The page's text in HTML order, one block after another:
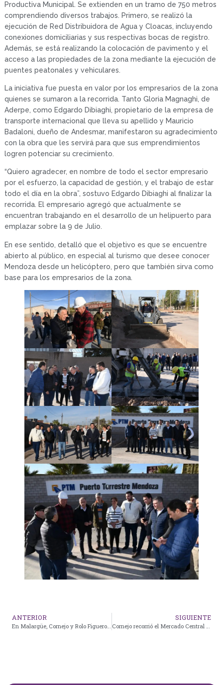
Productiva Municipal. Se extienden en un tramo de 750 metros
comprendiendo diversos trabajos. Primero, se realizó la
ejecución de Red Distribuidora de Agua y Cloacas, incluyendo
conexiones domiciliarias y sus respectivas bocas de registro.
Además, se está realizando la colocación de pavimento y el
acceso a las propiedades de la zona mediante la ejecución de
puentes peatonales y vehiculares.
La iniciativa fue puesta en valor por los empresarios de la zona
quienes se sumaron a la recorrida. Tanto Gloria Magnaghi, de
Aderpe, como Edgardo Dibiaghi, propietario de la empresa de
transporte internacional que lleva su apellido y Mauricio
Badaloni, dueño de Andesmar, manifestaron su agradecimiento
con la obra que les servirá para que sus emprendimientos
logren potenciar su crecimiento.
“Quiero agradecer, en nombre de todo el sector empresario
por el esfuerzo, la capacidad de gestión, y el trabajo de estar
todo el día en la obra”, sostuvo Edgardo Dibiaghi al finalizar la
recorrida. El empresario agregó que actualmente se
encuentran trabajando en el desarrollo de un helipuerto para
emplazar sobre la 9 de Julio.
En ese sentido, detalló que el objetivo es que se encuentre
abierto al público, en especial al turismo que desee conocer
Mendoza desde un helicóptero, pero que también sirva como
base para los empresarios de la zona.
ANTERIOR
En Malargüe, Cornejo y Rolo Figueroa acordaron exigir a Nación la finalización de la ruta 40
SIGUIENTE
Cornejo recorrió el Mercado Central y destacó el lugar como un “verdadero polo de desarrollo local en plena capital”